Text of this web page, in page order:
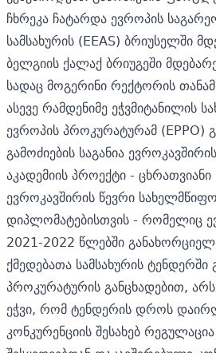
ჩხრეკა ჩატარდა ევროპის
სამსახურის (EEAS) ბრიუსელში
ბელგიის ქალაქ ბრიუგეში
სადაც მოგერინი რექტორის
ასევე რამდენიმე ეჭვმიტანილის
ევროპის პროკურატურამ (EPPO)
გამოძიების საგანია
აკადემიის პროექტი -
ევროკავშირის წევრი
დიპლომატებისთვის - რომელიც
2021-2022 წლებში
ქმედებათა სამსახურის ტენდერში
პროკურატურის განცხადებით,
ეჭვი, რომ ტენდერის დროს
კონკურენციის შესახებ